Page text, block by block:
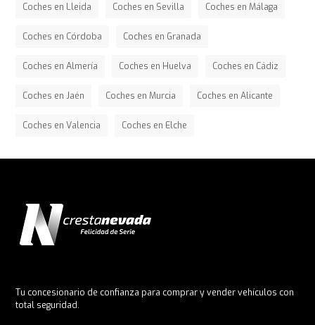
Coches en Lleida Coches en Sevilla Coches en Málaga
Coches en Córdoba Coches en Granada
Coches en Almería Coches en Huelva Coches en Cádiz
Coches en Jaén Coches en Murcia Coches en Alicante
Coches en Valencia Coches en Elche
Tu concesionario de confianza para comprar y vender vehículos con
total seguridad.